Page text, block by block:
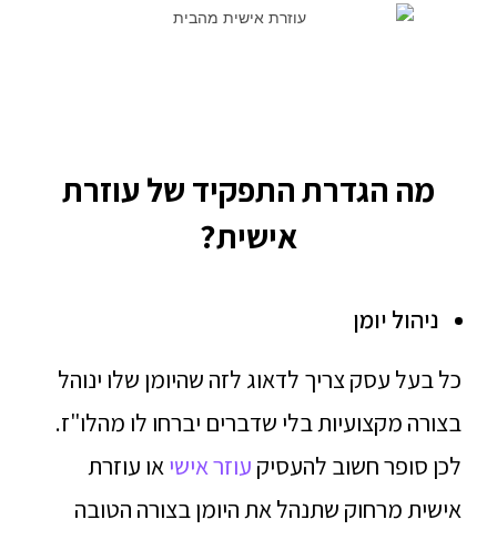
מה הגדרת התפקיד של עוזרת
אישית?
ניהול יומן
כל בעל עסק צריך לדאוג לזה שהיומן שלו ינוהל
בצורה מקצועיות בלי שדברים יברחו לו מהלו"ז.
לכן סופר חשוב להעסיק עוזר אישיאו עוזרת
אישית מרחוק שתנהל את היומן בצורה הטובה